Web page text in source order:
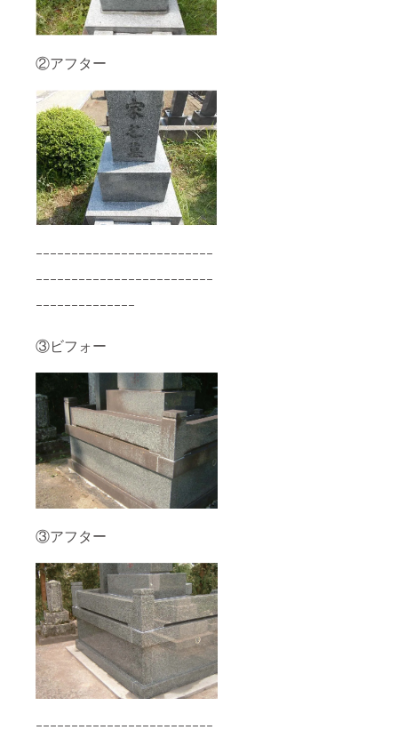
②アフター
ｰｰｰｰｰｰｰｰｰｰｰｰｰｰｰｰｰｰｰｰｰｰｰｰｰ
ｰｰｰｰｰｰｰｰｰｰｰｰｰｰｰｰｰｰｰｰｰｰｰｰｰ
ｰｰｰｰｰｰｰｰｰｰｰｰｰｰ
③ビフォー
③アフター
ｰｰｰｰｰｰｰｰｰｰｰｰｰｰｰｰｰｰｰｰｰｰｰｰｰ